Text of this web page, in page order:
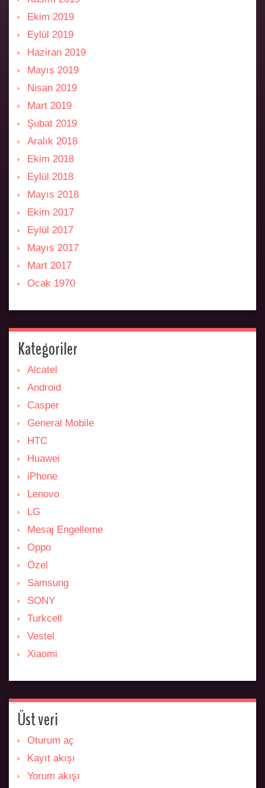
Ekim 2019
Eylül 2019
Haziran 2019
Mayıs 2019
Nisan 2019
Mart 2019
Şubat 2019
Aralık 2018
Ekim 2018
Eylül 2018
Mayıs 2018
Ekim 2017
Eylül 2017
Mayıs 2017
Mart 2017
Ocak 1970
Kategoriler
Alcatel
Android
Casper
General Mobile
HTC
Huawei
iPhone
Lenovo
LG
Mesaj Engelleme
Oppo
Özel
Samsung
SONY
Turkcell
Vestel
Xiaomi
Üst veri
Oturum aç
Kayıt akışı
Yorum akışı